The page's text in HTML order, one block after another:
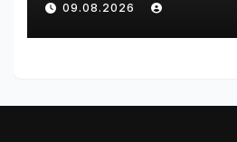
09.08.2026